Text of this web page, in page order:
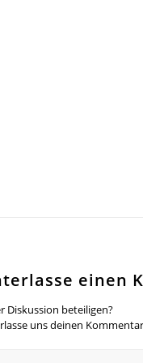
einen
Diskussion beteiligen?
uns deinen